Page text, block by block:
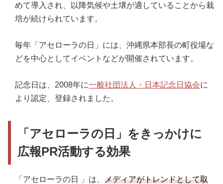
めて導入され、以降気候や土壌が適していることから栽
培が続けられています。
毎年「アセローラの日」には、沖縄県本部長の町役場な
どを中心としてイベントなどが開催されています。
記念日は、2008年に一般社団法人・日本記念日協会に
より認定、登録されました。
「アセローラの日」をきっかけに
広報PR活動する効果
「アセローラの日 」は、 メディアがトレンドとして取